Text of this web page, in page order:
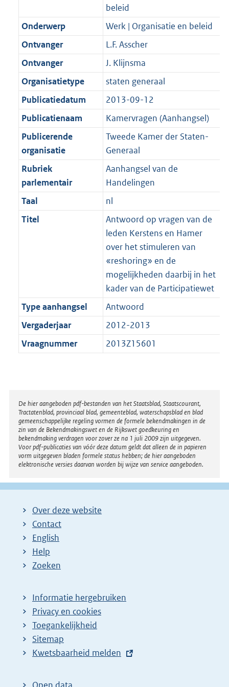
t
b K
b
beleid
Onderwerp
Werk | Organisatie en beleid
Ontvanger
L.F. Asscher
Ontvanger
J. Klijnsma
Organisatietype
staten generaal
Publicatiedatum
2013-09-12
Publicatienaam
Kamervragen (Aanhangsel)
Publicerende
organisatie
Tweede Kamer der Staten-
Generaal
Rubriek
parlementair
Aanhangsel van de
Handelingen
Taal
nl
Titel
Antwoord op vragen van de
leden Kerstens en Hamer
over het stimuleren van
«reshoring» en de
mogelijkheden daarbij in het
kader van de Participatiewet
Type aanhangsel
Antwoord
Vergaderjaar
2012-2013
Vraagnummer
2013Z15601
Disclaimer
De hier aangeboden pdf-bestanden van het Staatsblad, Staatscourant,
Tractatenblad, provinciaal blad, gemeenteblad, waterschapsblad en blad
gemeenschappelijke regeling vormen de formele bekendmakingen in de
zin van de Bekendmakingswet en de Rijkswet goedkeuring en
bekendmaking verdragen voor zover ze na 1 juli 2009 zijn uitgegeven.
Voor pdf-publicaties van vóór deze datum geldt dat alleen de in papieren
vorm uitgegeven bladen formele status hebben; de hier aangeboden
elektronische versies daarvan worden bij wijze van service aangeboden.
Over deze website
Contact
English
Help
Zoeken
Informatie hergebruiken
Privacy en cookies
Toegankelijkheid
Sitemap
E
t
Kwetsbaarheid melden
Open data